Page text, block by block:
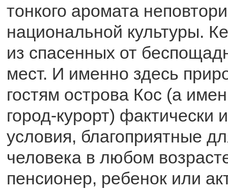
тонкого аромата
национальной культуры.
из спасенных от
мест. И именно здесь
гостям острова Кос (а
город-курорт) фактически
условия, благоприятные
человека в любом
пенсионер, ребенок или